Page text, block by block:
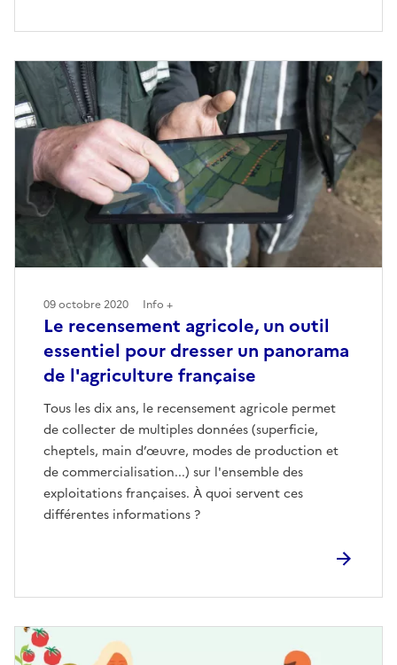
Le recensement agricole, un outil
essentiel pour dresser un panorama
de l'agriculture française
Tous les dix ans, le recensement agricole permet
de collecter de multiples données (superficie,
cheptels, main d’œuvre, modes de production et
de commercialisation...) sur l'ensemble des
exploitations françaises. À quoi servent ces
différentes informations ?
09 octobre 2020 Info +